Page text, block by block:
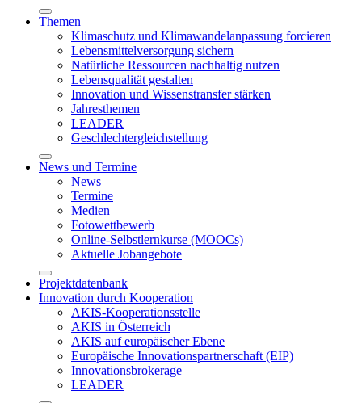
Themen
Klimaschutz und Klimawandelanpassung forcieren
Lebensmittelversorgung sichern
Natürliche Ressourcen nachhaltig nutzen
Lebensqualität gestalten
Innovation und Wissenstransfer stärken
Jahresthemen
LEADER
Geschlechtergleichstellung
News und Termine
News
Termine
Medien
Fotowettbewerb
Online-Selbstlernkurse (MOOCs)
Aktuelle Jobangebote
Projektdatenbank
Innovation durch Kooperation
AKIS-Kooperationsstelle
AKIS in Österreich
AKIS auf europäischer Ebene
Europäische Innovationspartnerschaft (EIP)
Innovationsbrokerage
LEADER